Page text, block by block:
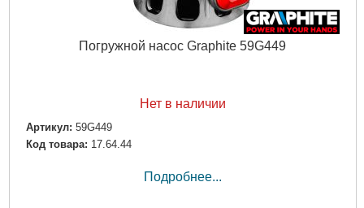
Погружной насос Graphite 59G449
Нет в наличии
Артикул: 59G449
Код товара: 17.64.44
Подробнее...